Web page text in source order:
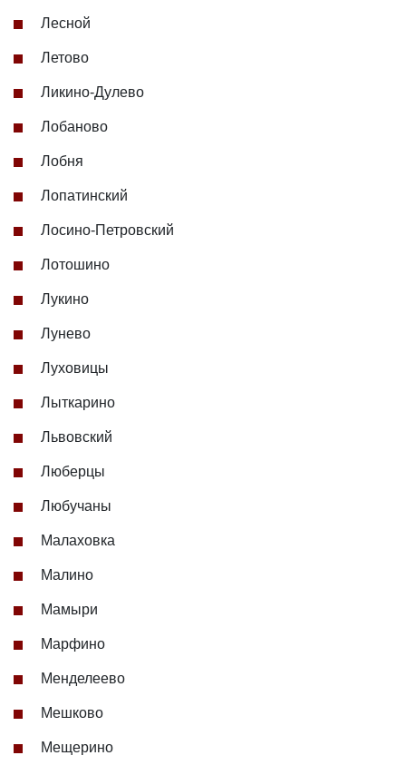
Лесной
Летово
Ликино-Дулево
Лобаново
Лобня
Лопатинский
Лосино-Петровский
Лотошино
Лукино
Лунево
Луховицы
Лыткарино
Львовский
Люберцы
Любучаны
Малаховка
Малино
Мамыри
Марфино
Менделеево
Мешково
Мещерино